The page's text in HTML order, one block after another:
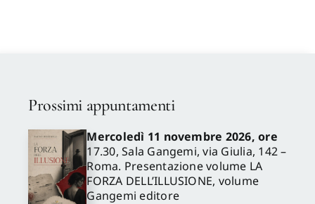
Prossimi appuntamenti
Mercoledì 11 novembre 2026, ore
17.30, Sala Gangemi, via Giulia, 142 –
Roma. Presentazione volume LA
FORZA DELL’ILLUSIONE, volume
Gangemi editore